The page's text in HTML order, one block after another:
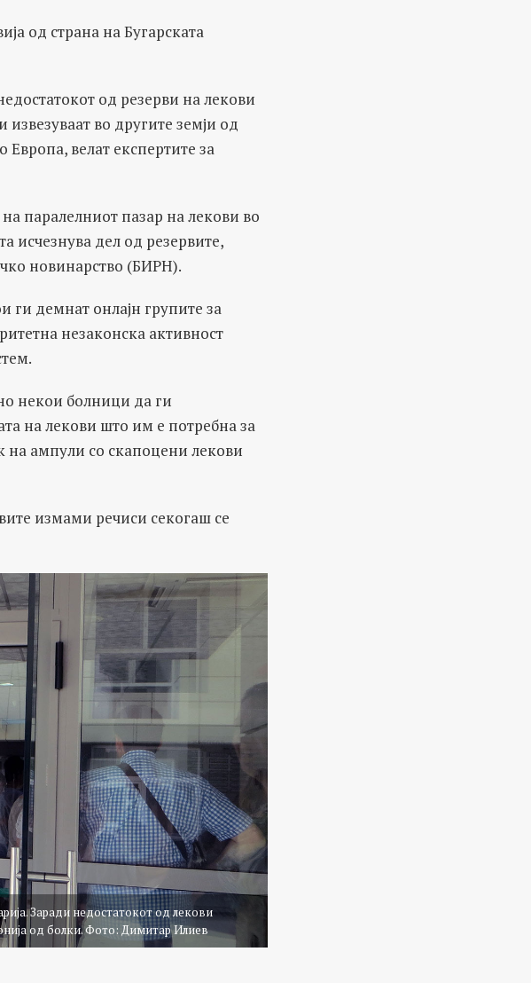
од страна на Бугарската
од резерви на лекови
во другите земји од
Европа, велат експертите за
паралелниот пазар на лекови во
исчезнува дел од резервите,
новинарство (БИРН).
демнат онлајн групите за
незаконска активност
некои болници да ги
на лекови што им е потребна за
на ампули со скапоцени лекови
измами речиси секогаш се
Заради недостатокот од лекови
од болки. Фото: Димитар Илиев